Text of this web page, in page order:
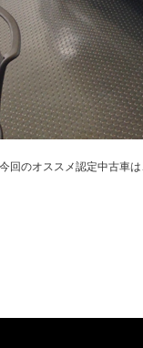
今回のオススメ認定中古車